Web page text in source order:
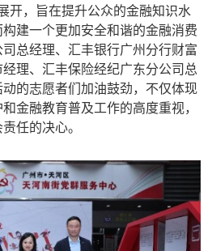
开，旨在提升公众的金融知识水
建一个更加安全和谐的金融消费
总经理、汇丰银行广州分行财富
理、汇丰保险经纪广东分公司总
的志愿者们加油鼓劲，不仅体现
金融教育普及工作的高度重视，
任的决心。